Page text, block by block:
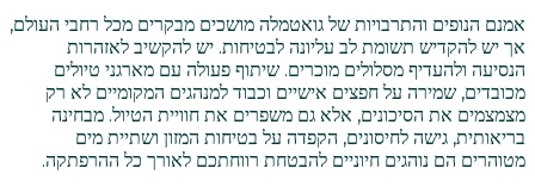
אמנם הנופים והתרבויות של גואטמלה מושכים מבקרים מכל רחבי העולם,
אך יש להקדיש תשומת לב עליונה לבטיחות. יש להקשיב לאזהרות
הנסיעה ולהעדיף מסלולים מוכרים. שיתוף פעולה עם מארגני טיולים
מכובדים, שמירה על חפצים אישיים וכבוד למנהגים המקומיים לא רק
מצמצמים את הסיכונים, אלא גם משפרים את חוויית הטיול. מבחינה
בריאותית, גישה לחיסונים, הקפדה על בטיחות המזון ושתיית מים
מטוהרים הם נוהגים חיוניים להבטחת רווחתכם לאורך כל ההרפתקה.